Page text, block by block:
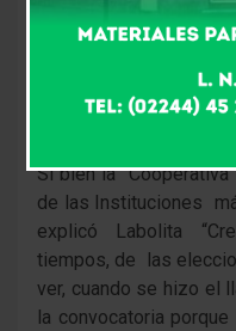
Y declaró Marcelo
Administración, en el
Flores se abre el
elecciones y este
Si bien la Cooperativa
de las Instituciones
explicó Labolita
tiempos, de las
ver, cuando se hizo el
la convocatoria